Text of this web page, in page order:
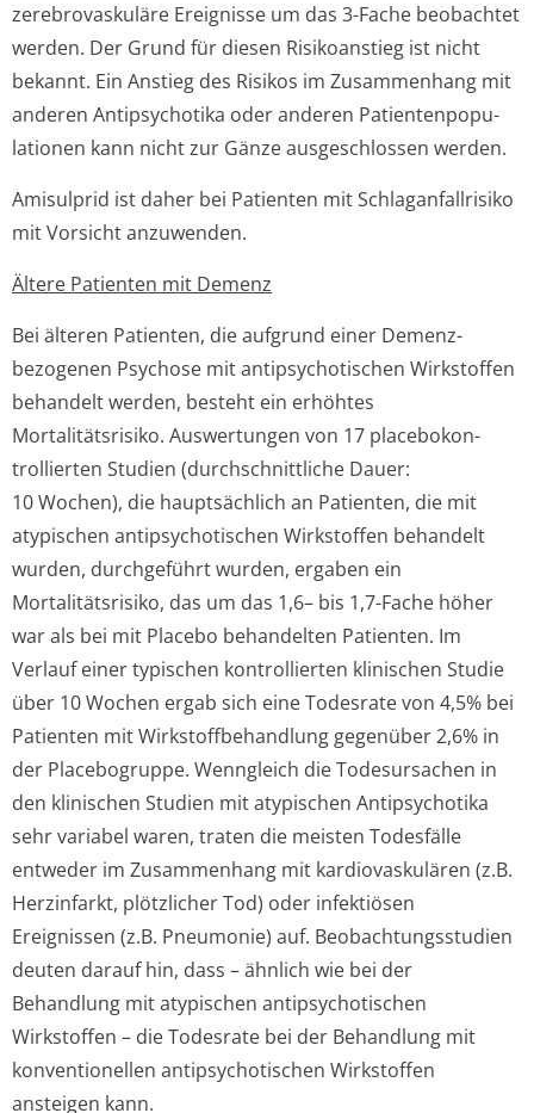
zerebrovaskuläre Ereignisse um das 3-Fache beobachtet
werden. Der Grund für diesen Risikoanstieg ist nicht
bekannt. Ein Anstieg des Risikos im Zusammenhang mit
anderen Antipsychotika oder anderen Patientenpopu­
lationen kann nicht zur Gänze ausgeschlossen werden.
Amisulprid ist daher bei Patienten mit Schlaganfallrisiko
mit Vorsicht anzuwenden.
Ältere Patienten mit Demenz
Bei älteren Patienten, die aufgrund einer Demenz-
bezogenen Psychose mit antipsychotischen Wirkstoffen
behandelt werden, besteht ein erhöhtes
Mortalitätsrisiko. Auswertungen von 17 placebokon­
trollierten Studien (durchschnittliche Dauer:
10 Wochen), die hauptsächlich an Patienten, die mit
atypischen antipsychotischen Wirkstoffen behandelt
wurden, durchgeführt wurden, ergaben ein
Mortalitätsrisiko, das um das 1,6– bis 1,7-Fache höher
war als bei mit Placebo behandelten Patienten. Im
Verlauf einer typischen kontrollierten klinischen Studie
über 10 Wochen ergab sich eine Todesrate von 4,5% bei
Patienten mit Wirkstoffbehandlung gegenüber 2,6% in
der Placebogruppe. Wenngleich die Todesursachen in
den klinischen Studien mit atypischen Antipsychotika
sehr variabel waren, traten die meisten Todesfälle
entweder im Zusammenhang mit kardiovaskulären (z.B.
Herzinfarkt, plötzlicher Tod) oder infektiösen
Ereignissen (z.B. Pneumonie) auf. Beobachtungsstudien
deuten darauf hin, dass – ähnlich wie bei der
Behandlung mit atypischen antipsychotischen
Wirkstoffen – die Todesrate bei der Behandlung mit
konventionellen antipsychotischen Wirkstoffen
ansteigen kann.